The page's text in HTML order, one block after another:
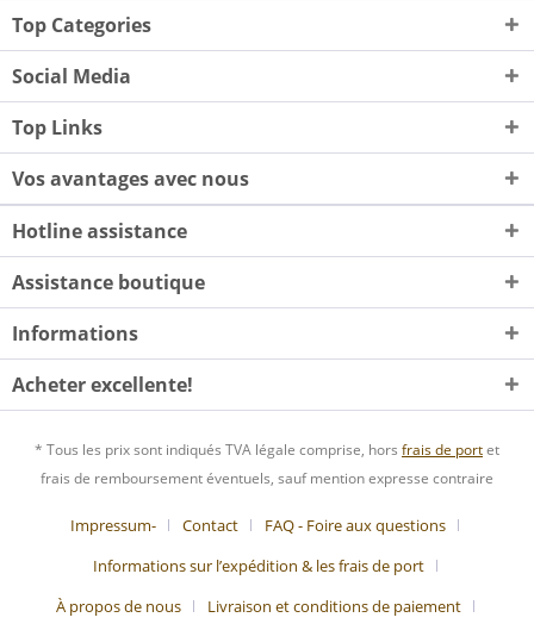
Top Categories
Social Media
Top Links
Vos avantages avec nous
Hotline assistance
Assistance boutique
Informations
Acheter excellente!
* Tous les prix sont indiqués TVA légale comprise, hors frais de portet
frais de remboursement éventuels, sauf mention expresse contraire
Impressum- Contact
FAQ - Foire aux questions
Informations sur l’expédition & les frais de port
À propos de nous
Livraison et conditions de paiement